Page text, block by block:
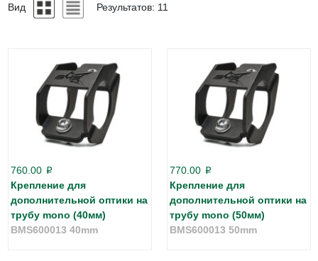
Вид Результатов: 11
760.00 p
Крепление для
дополнительной оптики на
трубу mono (40мм)
BMS600013 40mm
770.00 p
Крепление для
дополнительной оптики на
трубу mono (50мм)
BMS600013 50mm